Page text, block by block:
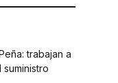
trabajan a